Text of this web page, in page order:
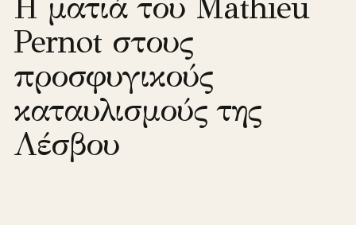
Pernot στους
προσφυγικούς
καταυλισμούς της
Λέσβου